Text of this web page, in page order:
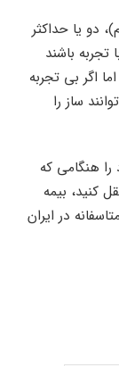
متوسط 250 کیلوگرم)، دو یا حداکثر
تجربه باشند
اگر بی تجربه
ساز را
را هنگامی که
کنید، بیمه
در ایران